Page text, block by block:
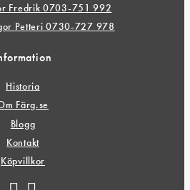
Fredrik 0703-751 992
Petteri 0730-727 978
Historia
Färg.se
Blogg
Kontakt
Köpvillkor